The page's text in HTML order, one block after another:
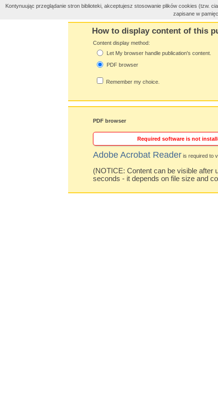
How to display content of this
Content display method:
Let My browser handle publication's content.
PDF browser
Remember my choice.
PDF browser
Required software is not
Adobe Acrobat Reader is required to
(NOTICE: Content can be visible after
seconds - it depends on file size and
Kontynuując przeglądanie stron biblioteki, akceptujesz stosowanie plików cookies
zapisane w